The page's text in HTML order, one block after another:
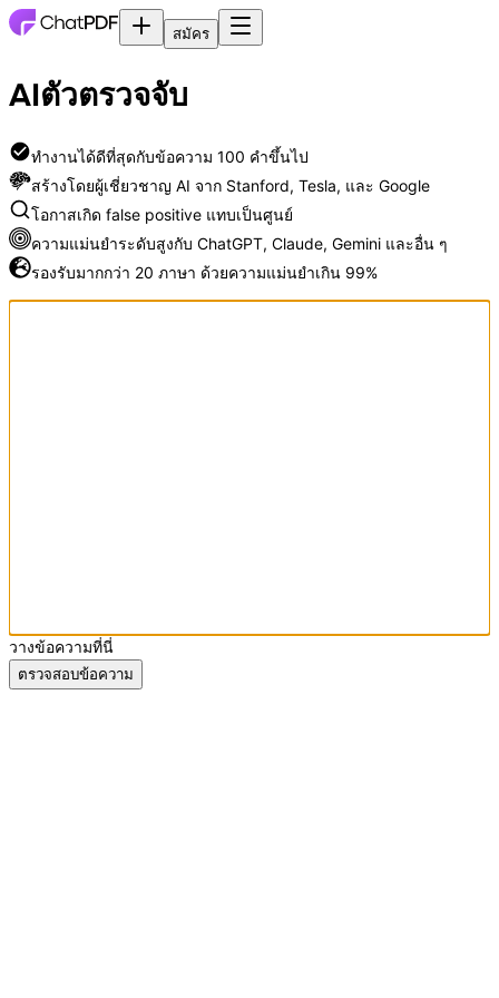
สมัคร
AIตัวตรวจจับ
ทำงานได้ดีที่สุดกับข้อความ 100 คำขึ้นไป
สร้างโดยผู้เชี่ยวชาญ AI จาก Stanford, Tesla, และ Google
โอกาสเกิด false positive แทบเป็นศูนย์
ความแม่นยำระดับสูงกับ ChatGPT, Claude, Gemini และอื่น ๆ
รองรับมากกว่า 20 ภาษา ด้วยความแม่นยำเกิน 99%
วางข้อความที่นี่
ตรวจสอบข้อความ